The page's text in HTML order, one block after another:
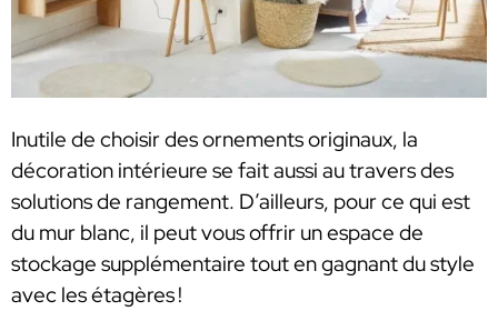
Inutile de choisir des ornements originaux, la
décoration intérieure se fait aussi au travers des
solutions de rangement. D’ailleurs, pour ce qui est
du mur blanc, il peut vous offrir un espace de
stockage supplémentaire tout en gagnant du style
avec les étagères !